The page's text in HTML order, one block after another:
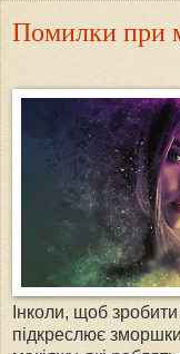
Помилки при
Інколи, щоб
підкреслює